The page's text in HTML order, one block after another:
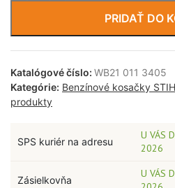
PRIDAŤ DO
Katalógové číslo: WB21 011 3405
Kategórie: Benzínové kosačky
produkty
SPS kuriér na adresu
U VÁS
2026
Zásielkovňa
U VÁS